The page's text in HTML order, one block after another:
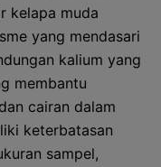
kelapa muda
yang mendasari
kalium yang
membantu
cairan dalam
keterbatasan
sampel,